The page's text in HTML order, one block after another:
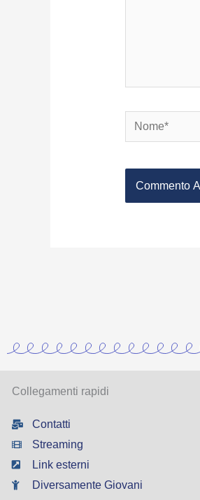
Nome*
Collegamenti rapidi
Contatti
Streaming
Link esterni
Diversamente Giovani